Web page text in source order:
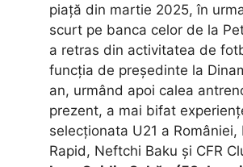
piață din martie 2025, în
scurt pe banca celor de la
a retras din activitatea de
funcția de președinte la
an, urmând apoi calea
prezent, a mai bifat
selecționata U21 a României,
Rapid, Neftchi Baku și CFR